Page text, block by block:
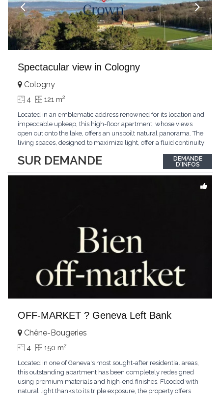
Spectacular view in Cologny
SUR DEMANDE
Cologny
4 121 m2
Located in an emblematic address renowned for its location and
impeccable upkeep, this high-floor apartment, whose views
open out onto the lake, offers an unspoilt natural panorama. The
living spaces, designed to maximize light, offer a fluid continuity
comprises two bedrooms, each with its own bathroom,
guaranteeing comfort and privacy. Private...
DEMANDE
D'INFOS
OFF-MARKET ? Geneva Left Bank
Chêne-Bougeries
4 150 m2
Located in one of Geneva's most sought-after residential areas,
this outstanding apartment has been completely redesigned
using premium materials and high-end finishes. Flooded with
natural light thanks to its triple exposure, the property offers